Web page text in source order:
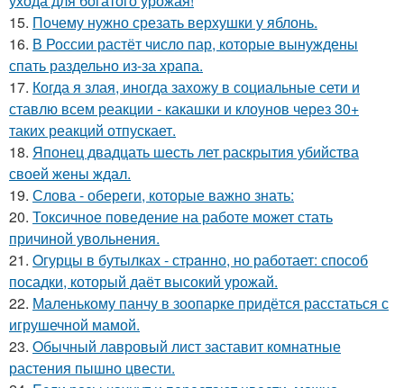
15. Почему нужно срезать верхушки у яблонь.
16. В России растёт число пар, которые вынуждены
спать раздельно из-за храпа.
17. Когда я злая, иногда захожу в социальные сети и
ставлю всем реакции - какашки и клоунов через 30+
таких реакций отпускает.
18. Японец двадцать шесть лет раскрытия убийства
своей жены ждал.
19. Слова - обереги, которые важно знать:
20. Токсичное поведение на работе может стать
причиной увольнения.
21. Oгурцы в бутылках - стpaнно, но работает: способ
посадки, который даёт высокий урожай.
22. Маленькому панчу в зоопарке придётся расстаться с
игрушечной мамой.
23. Oбычный лавровый лист заставит комнатные
растения пышно цвести.